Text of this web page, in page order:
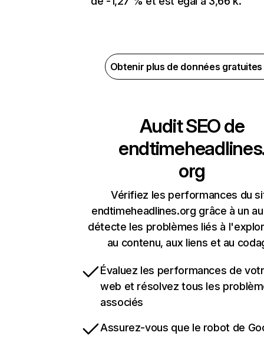
Obtenir plus de données
Audit SEO de
org
Vérifiez les performances du
endtimeheadlines.org grâce à un
détecte les problèmes liés à
au contenu, aux liens et au
Évaluez les performances de
web et résolvez tous les
associés
Assurez-vous que le robot de